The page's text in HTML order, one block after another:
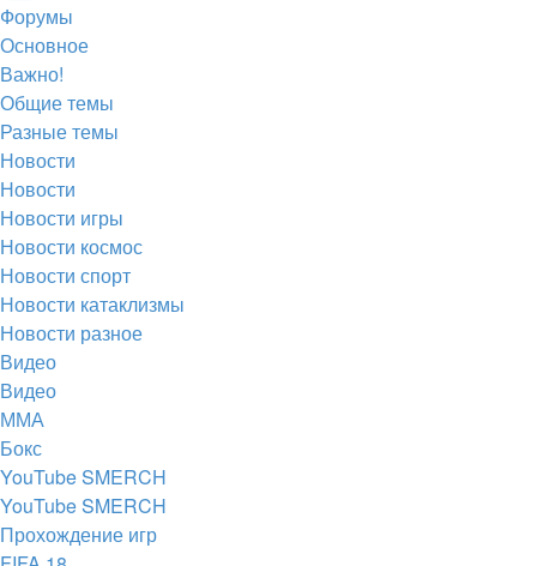
вкладке)
вкладке)
новой
вкладке)
в
новой
вкладке)
(Откроется
в
новой
вкладке)
Форумы
Основное
Важно!
Общие темы
Разные темы
Новости
Новости
Новости игры
Новости космос
Новости спорт
Новости катаклизмы
Новости разное
Видео
Видео
ММА
Бокс
YouTube SMERCH
YouTube SMERCH
Прохождение игр